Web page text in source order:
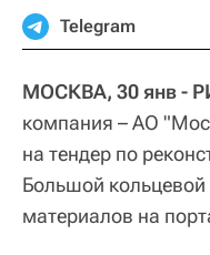
Telegram
МОСКВА, 30 янв -
компания – АО
на тендер по
Большой кольцевой
материалов на